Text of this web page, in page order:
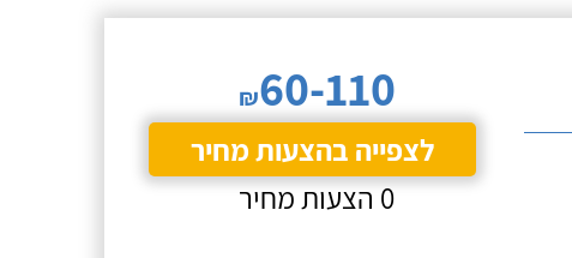
₪60-110
לצפייה בהצעות מחיר
0 הצעות מחיר